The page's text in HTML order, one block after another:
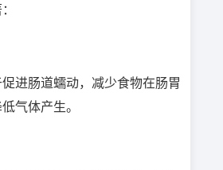
进肠道蠕动，减少食物在肠胃
气体产生。